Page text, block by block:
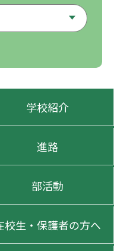
学校紹介
進路
部活動
校生・保護者の方へ